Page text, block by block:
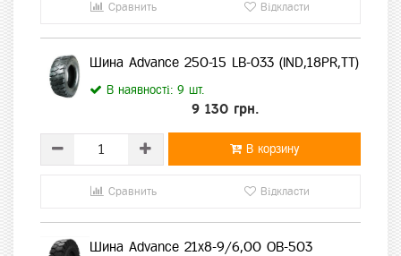
Сравнить Відкласти
Шина Advance 250-15 LB-033 (IND,18PR,TT)
В наявності: 9 шт.
9 130 грн.
В корзину
Сравнить Відкласти
Шина Advance 21x8-9/6,00 OB-503